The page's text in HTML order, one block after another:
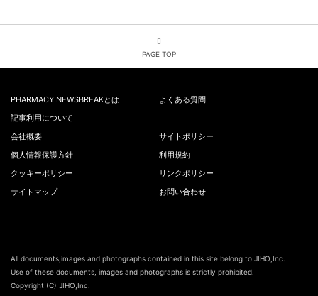
PAGE TOP
PHARMACY NEWSBREAKとは
よくある質問
記事利用について
会社概要
サイトポリシー
個人情報保護方針
利用規約
クッキーポリシー
リンクポリシー
サイトマップ
お問い合わせ
All documents,images and photographs contained in this site belong to JIHO,Inc.
Use of these documents, images and photographs is strictly prohibited.
Copyright (C) JIHO,Inc.